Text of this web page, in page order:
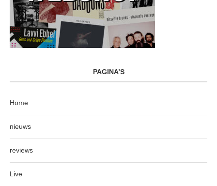
PAGINA’S
Home
nieuws
reviews
Live